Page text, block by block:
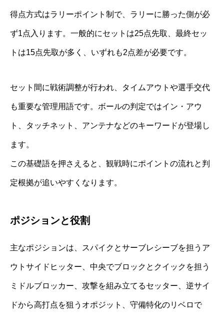
得点方式はラリーポイント制で、ラリーに勝った側が必
ず1点入ります。一般的にセットは25点先取、最終セッ
トは15点先取が多く、いずれも2点差が必要です。
セット間に戦術調整が行われ、タイムアウトや選手交代
も重要な管理用語です。ボールの判定ではイン・アウ
ト、タッチネット、アンテナなどのキーワードが登場し
ます。
この基礎語を押さえると、観戦時にポイントの流れと判
定根拠が追いやすくなります。
ポジションと役割
主なポジションは、スパイクとサーブレシーブを担うア
ウトサイドヒッター、中央でブロックとクイックを担う
ミドルブロッカー、攻撃を組み立てるセッター、逆サイ
ドから高打点を狙うオポジット、守備特化のリベロで